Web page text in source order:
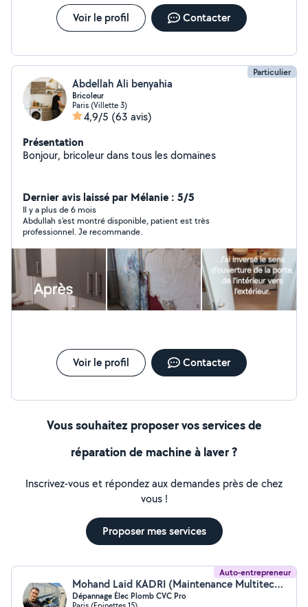
Voir le profil Contacter
Particulier
Abdellah Ali benyahia
Bricoleur
Paris (Villette 3)
4,9/5 (63 avis)
Présentation
Bonjour, bricoleur dans tous les domaines
Dernier avis laissé par Mélanie : 5/5
Il y a plus de 6 mois
Abdullah s'est montré disponible, patient est très
professionnel. Je recommande.
Voir le profil Contacter
Vous souhaitez proposer vos services de
réparation de machine à laver ?
Inscrivez-vous et répondez aux demandes près de chez
vous !
Proposer mes services
Auto-entrepreneur
Mohand Laid KADRI (Maintenance Multitechnique)
Dépannage Élec Plomb CVC Pro